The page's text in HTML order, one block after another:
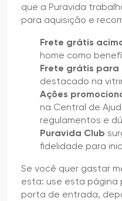
que a Puravida
para aquisição e
Frete grátis
home como
Frete grátis para
destacado na
Ações
na Central de
regulamentos e
Puravida Club
fidelidade para
Se você quer gastar
esta: use esta página
porta de entrada,